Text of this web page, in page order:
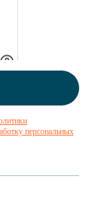
персональных